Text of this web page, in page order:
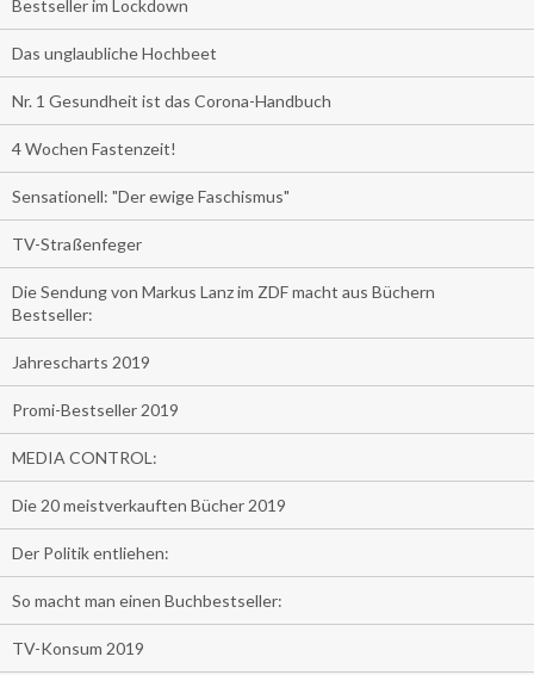
Bestseller im Lockdown
Das unglaubliche Hochbeet
Nr. 1 Gesundheit ist das Corona-Handbuch
4 Wochen Fastenzeit!
Sensationell: "Der ewige Faschismus"
TV-Straßenfeger
Die Sendung von Markus Lanz im ZDF macht aus Büchern
Bestseller:
Jahrescharts 2019
Promi-Bestseller 2019
MEDIA CONTROL:
Die 20 meistverkauften Bücher 2019
Der Politik entliehen:
So macht man einen Buchbestseller:
TV-Konsum 2019